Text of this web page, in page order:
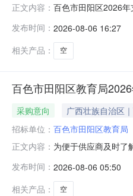
正文内容： 百色市田阳区2026
间（投标截止时间）
发布时间： 2026-08-06 16:27
相关产品：
空
百色市田阳区教育局
采购意向 广西壮族自治区
招标单位： 百色市田阳区教育局
正文内容： 为便于供应商及时了
时间（填写到月）落
统一配送，内容为家
发布时间： 2026-08-06 05:50
相关产品：
空